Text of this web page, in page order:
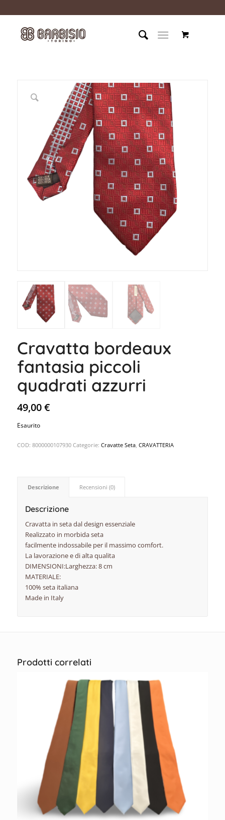
Cravatta bordeaux
fantasia piccoli
quadrati azzurri
49,00€
Esaurito
COD: 8000000107930 Categorie: Cravatte Seta, CRAVATTERIA
Descrizione Recensioni (0)
Descrizione
Cravatta in seta dal design essenziale
Realizzato in morbida seta
facilmente indossabile per il massimo comfort.
La lavorazione e di alta qualita
DIMENSIONI:Larghezza: 8 cm
MATERIALE:
100% seta italiana
Made in Italy
Prodotti correlati